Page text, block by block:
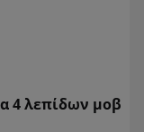
4 λεπίδων μοβ